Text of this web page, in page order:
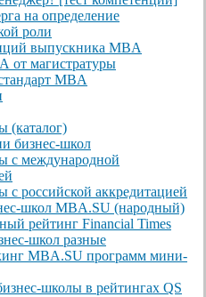
на определение
роли
выпускника MBA
от магистратуры
MBA
(каталог)
бизнес-школ
с международной
с российской аккредитацией
школ MBA.SU (народный)
рейтинг Financial Times
школ разные
MBA.SU программ мини-
школы в рейтингах QS